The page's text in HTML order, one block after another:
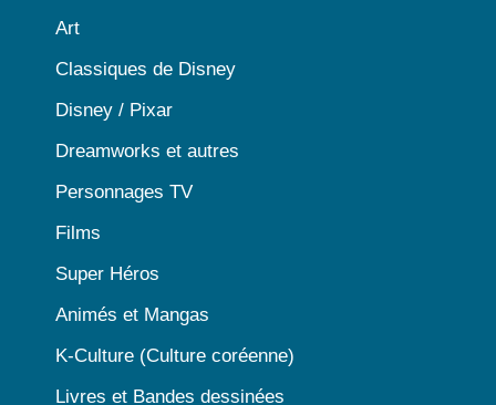
Art
Classiques de Disney
Disney / Pixar
Dreamworks et autres
Personnages TV
Films
Super Héros
Animés et Mangas
K-Culture (Culture coréenne)
Livres et Bandes dessinées